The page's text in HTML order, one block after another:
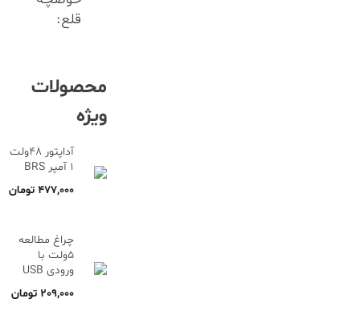
قلع:
محصولات
ویژه
آداپتور 48ولت
1 آمپر BRS
477,000 تومان
چراغ مطالعه
5ولت با
ورودی USB
209,000 تومان